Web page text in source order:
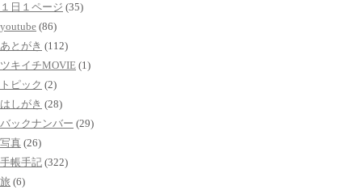
１日１ページ (35)
youtube (86)
あとがき (112)
ツキイチMOVIE (1)
トピック (2)
はしがき (28)
バックナンバー (29)
写真 (26)
手帳手記 (322)
旅 (6)